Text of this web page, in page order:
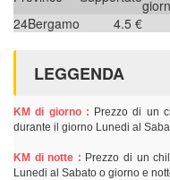
24Bergamo 4.5 €
LEGGENDA
KM di giorno : Prezzo di un
durante il giorno Lunedi al
KM di notte : Prezzo di un
Lunedi al Sabato o giorno e